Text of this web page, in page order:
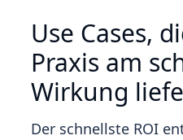
Use Cases,
Praxis am
Wirkung
Der schnellste ROI